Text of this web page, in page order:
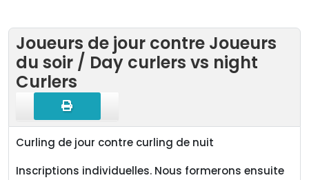
Joueurs de jour contre Joueurs
du soir / Day curlers vs night
Curlers
Curling de jour contre curling de nuit
Inscriptions individuelles. Nous formerons ensuite